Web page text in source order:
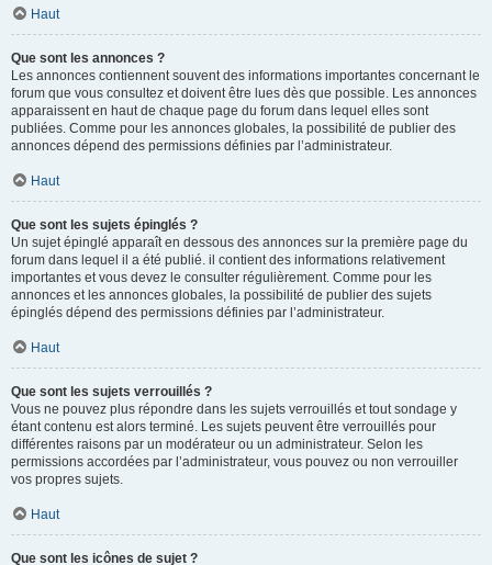
Haut
Que sont les annonces ?
Les annonces contiennent souvent des informations importantes concernant le
forum que vous consultez et doivent être lues dès que possible. Les annonces
apparaissent en haut de chaque page du forum dans lequel elles sont
publiées. Comme pour les annonces globales, la possibilité de publier des
annonces dépend des permissions définies par l’administrateur.
Haut
Que sont les sujets épinglés ?
Un sujet épinglé apparaît en dessous des annonces sur la première page du
forum dans lequel il a été publié. il contient des informations relativement
importantes et vous devez le consulter régulièrement. Comme pour les
annonces et les annonces globales, la possibilité de publier des sujets
épinglés dépend des permissions définies par l’administrateur.
Haut
Que sont les sujets verrouillés ?
Vous ne pouvez plus répondre dans les sujets verrouillés et tout sondage y
étant contenu est alors terminé. Les sujets peuvent être verrouillés pour
différentes raisons par un modérateur ou un administrateur. Selon les
permissions accordées par l’administrateur, vous pouvez ou non verrouiller
vos propres sujets.
Haut
Que sont les icônes de sujet ?